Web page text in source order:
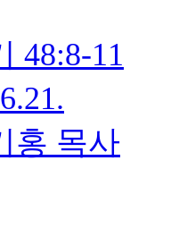
48:8-11
홍 목사